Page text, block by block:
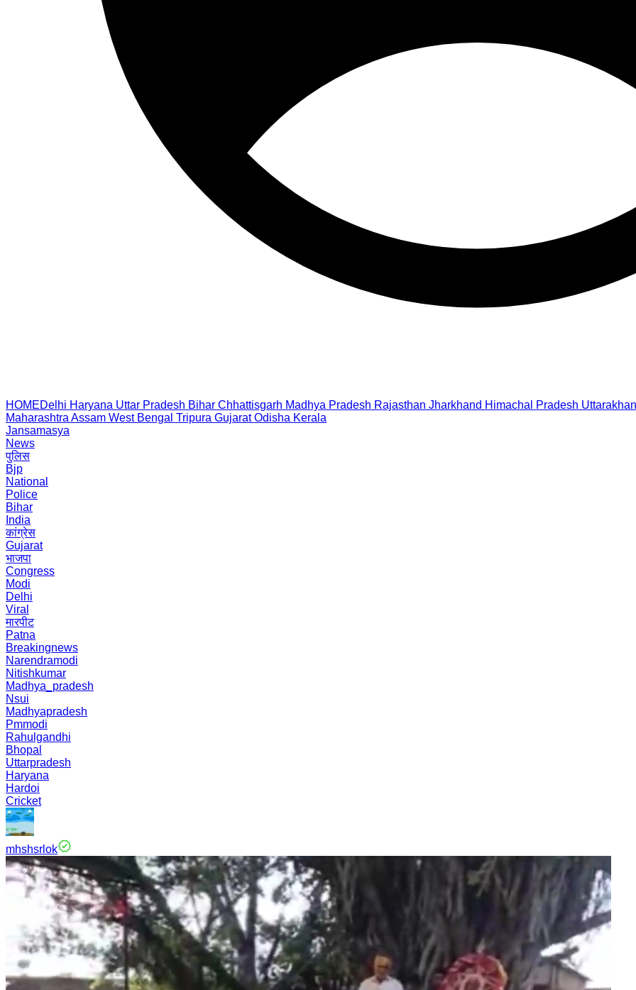
HOMEDelhi Haryana Uttar Pradesh Bihar Chhattisgarh Madhya Pradesh Rajasthan Jharkhand Himachal Pradesh
Maharashtra Assam West Bengal Tripura Gujarat Odisha Kerala
Jansamasya
News
पुलिस
Bjp
National
Police
Bihar
India
कांग्रेस
Gujarat
भाजपा
Congress
Modi
Delhi
Viral
मारपीट
Patna
Breakingnews
Narendramodi
Nitishkumar
Madhya_pradesh
Nsui
Madhyapradesh
Pmmodi
Rahulgandhi
Bhopal
Uttarpradesh
Haryana
Hardoi
Cricket
mhshsrlok